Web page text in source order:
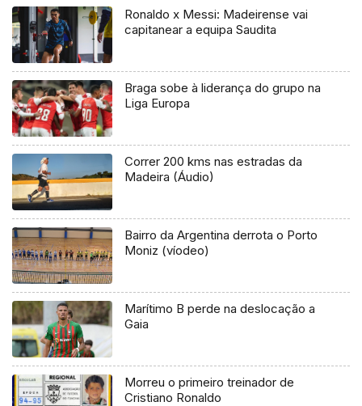
Ronaldo x Messi: Madeirense vai
capitanear a equipa Saudita
Braga sobe à liderança do grupo na
Liga Europa
Correr 200 kms nas estradas da
Madeira (Áudio)
Bairro da Argentina derrota o Porto
Moniz (víodeo)
Marítimo B perde na deslocação a
Gaia
Morreu o primeiro treinador de
Cristiano Ronaldo